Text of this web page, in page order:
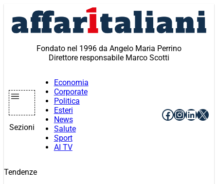
contenuto
Fondato nel 1996 da Angelo Maria Perrino
Direttore responsabile Marco Scotti
Sezioni
Economia
Corporate
Politica
Esteri
News
Salute
Sport
AI TV
Facebook
X
Tendenze